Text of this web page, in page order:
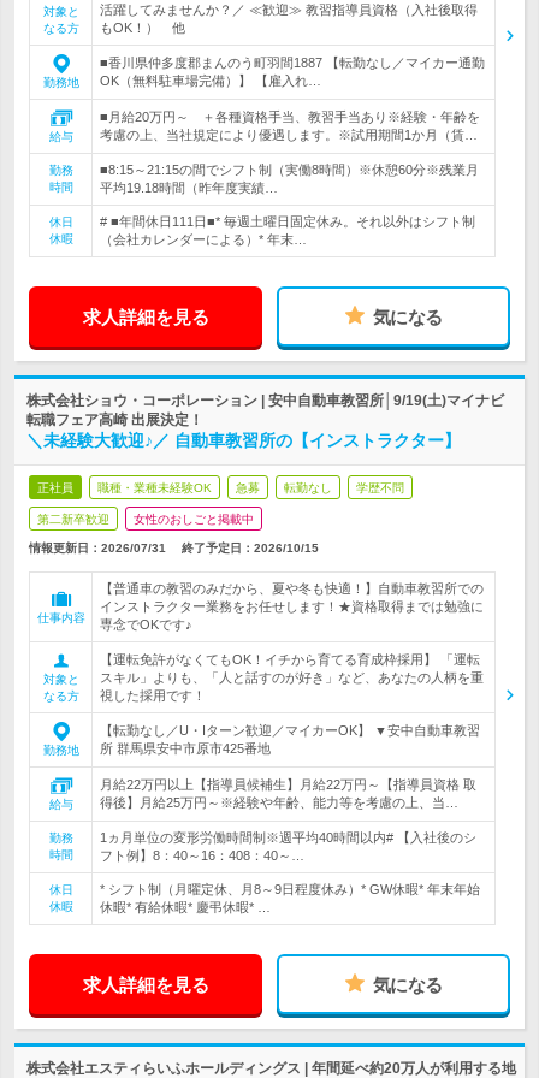
対象と
なる方
活躍してみませんか？／ ≪歓迎≫ 教習指導員資格（入社後取得
もOK！） 他
勤務地
■香川県仲多度郡まんのう町羽間1887 【転勤なし／マイカー通勤
OK（無料駐車場完備）】 【雇入れ…
給与
■月給20万円～ ＋各種資格手当、教習手当あり※経験・年齢を
考慮の上、当社規定により優遇します。※試用期間1か月（賃…
勤務
時間
■8:15～21:15の間でシフト制（実働8時間）※休憩60分※残業月
平均19.18時間（昨年度実績…
休日
休暇
# ■年間休日111日■* 毎週土曜日固定休み。それ以外はシフト制
（会社カレンダーによる）* 年末…
求人詳細を見る 気になる
株式会社ショウ・コーポレーション | 安中自動車教習所│9/19(土)マイナビ
転職フェア高崎 出展決定！
＼未経験大歓迎♪／ 自動車教習所の【インストラクター】
正社員 職種・業種未経験OK 急募 転勤なし 学歴不問
第二新卒歓迎 女性のおしごと掲載中
情報更新日：2026/07/31 終了予定日： 2026/10/15
仕事内容
【普通車の教習のみだから、夏や冬も快適！】自動車教習所での
インストラクター業務をお任せします！★資格取得までは勉強に
専念でOKです♪
対象と
なる方
【運転免許がなくてもOK！イチから育てる育成枠採用】 「運転
スキル」よりも、「人と話すのが好き」など、あなたの人柄を重
視した採用です！
勤務地
【転勤なし／U・Iターン歓迎／マイカーOK】 ▼安中自動車教習
所 群馬県安中市原市425番地
給与
月給22万円以上【指導員候補生】月給22万円～【指導員資格 取
得後】月給25万円～※経験や年齢、能力等を考慮の上、当…
勤務
時間
1ヵ月単位の変形労働時間制※週平均40時間以内# 【入社後のシ
フト例】8：40～16：408：40～…
休日
休暇
* シフト制（月曜定休、月8～9日程度休み）* GW休暇* 年末年始
休暇* 有給休暇* 慶弔休暇* …
求人詳細を見る 気になる
株式会社エスティらいふホールディングス | 年間延べ約20万人が利用する地